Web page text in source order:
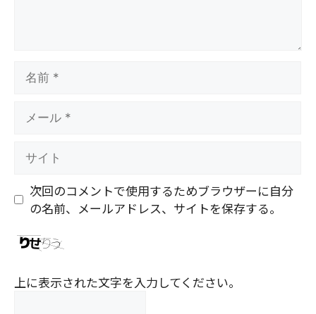
次回のコメントで使用するためブラウザーに自分
の名前、メールアドレス、サイトを保存する。
上に表示された文字を入力してください。